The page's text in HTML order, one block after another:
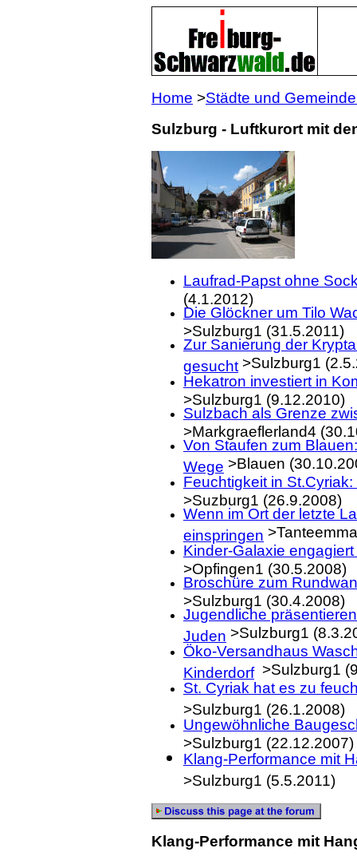
Home >Städte und
Sulzburg - Luftkurort mit
Laufrad-Papst ohne
(4.1.2012)
Die Glöckner um Tilo
>Sulzburg1 (31.5.2011)
Zur Sanierung der
gesucht >Sulzburg1
Hekatron investiert in
>Sulzburg1 (9.12.2010)
Sulzbach als Grenze
>Markgraeflerland4
Von Staufen zum
Wege >Blauen
Feuchtigkeit in
>Suzburg1 (26.9.2008)
Wenn im Ort der letzte
einspringen
Kinder-Galaxie
>Opfingen1 (30.5.2008)
Broschüre zum
>Sulzburg1 (30.4.2008)
Jugendliche
Juden >Sulzburg1
Öko-Versandhaus
Kinderdorf>Sulzburg1
St. Cyriak hat es zu
>Sulzburg1 (26.1.2008)
Ungewöhnliche
>Sulzburg1 (22.12.2007)
Klang-Performance mit
>Sulzburg1 (5.5.2011)
Klang-Performance mit